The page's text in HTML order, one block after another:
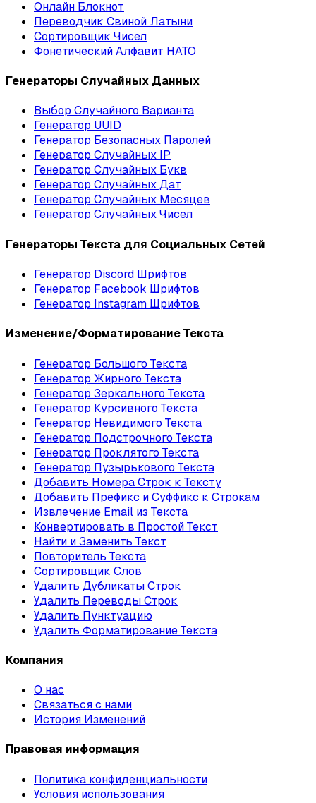
Онлайн Блокнот
Переводчик Свиной Латыни
Сортировщик Чисел
Фонетический Алфавит НАТО
Генераторы Случайных Данных
Выбор Случайного Варианта
Генератор UUID
Генератор Безопасных Паролей
Генератор Случайных IP
Генератор Случайных Букв
Генератор Случайных Дат
Генератор Случайных Месяцев
Генератор Случайных Чисел
Генераторы Текста для Социальных Сетей
Генератор Discord Шрифтов
Генератор Facebook Шрифтов
Генератор Instagram Шрифтов
Изменение/Форматирование Текста
Генератор Большого Текста
Генератор Жирного Текста
Генератор Зеркального Текста
Генератор Курсивного Текста
Генератор Невидимого Текста
Генератор Подстрочного Текста
Генератор Проклятого Текста
Генератор Пузырькового Текста
Добавить Номера Строк к Тексту
Добавить Префикс и Суффикс к Строкам
Извлечение Email из Текста
Конвертировать в Простой Текст
Найти и Заменить Текст
Повторитель Текста
Сортировщик Слов
Удалить Дубликаты Строк
Удалить Переводы Строк
Удалить Пунктуацию
Удалить Форматирование Текста
Компания
О нас
Связаться с нами
История Изменений
Правовая информация
Политика конфиденциальности
Условия использования